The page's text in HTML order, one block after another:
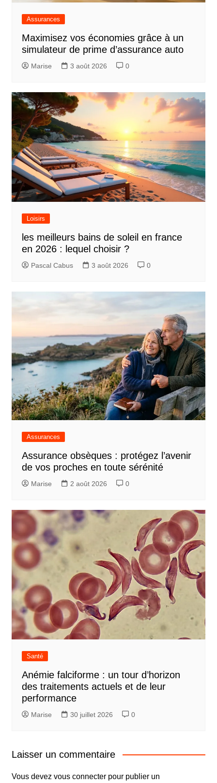
Assurances
Maximisez vos économies grâce à un
simulateur de prime d’assurance auto
Marise 3 août 2026 0
Loisirs
les meilleurs bains de soleil en france
en 2026 : lequel choisir ?
Pascal Cabus 3 août 2026 0
Assurances
Assurance obsèques : protégez l’avenir
de vos proches en toute sérénité
Marise 2 août 2026 0
Santé
Anémie falciforme : un tour d’horizon
des traitements actuels et de leur
performance
Marise 30 juillet 2026 0
Laisser un commentaire
Vous devez vous connecterpour publier un